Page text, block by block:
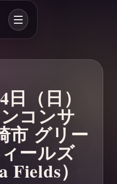
（日）
コンサ
市 グリー
ールズ
Fields）